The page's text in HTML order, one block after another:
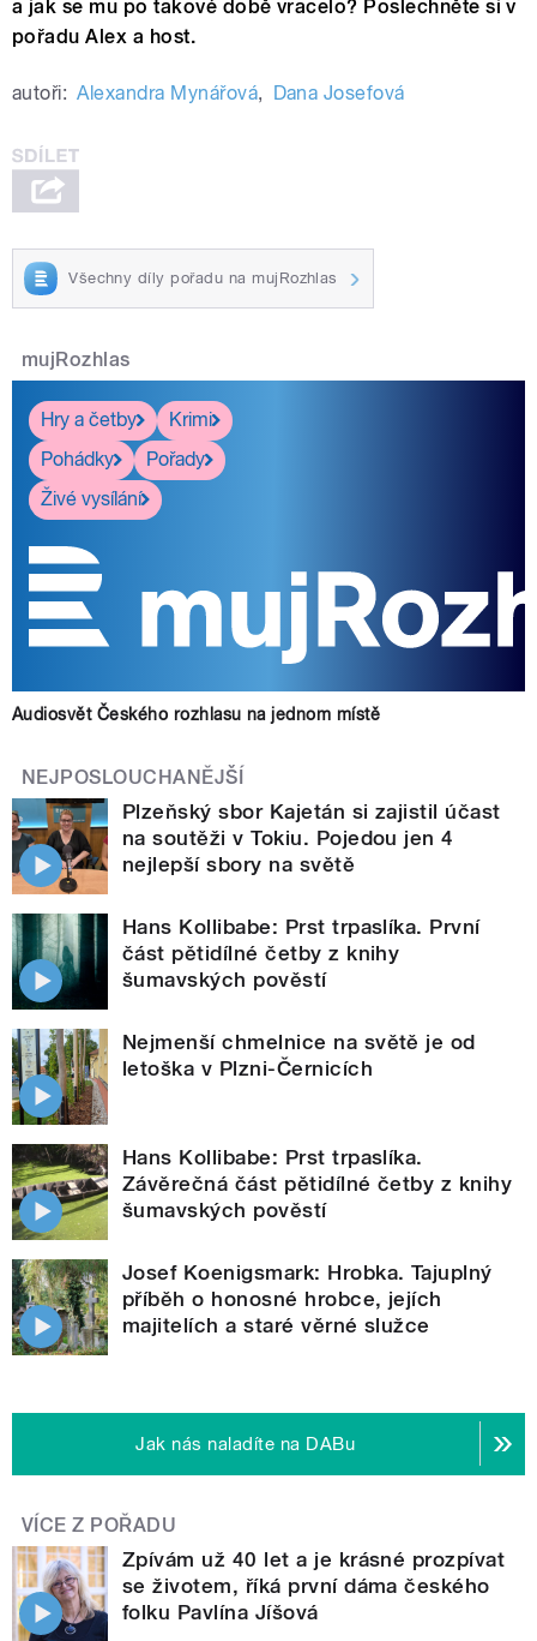
a jak se mu po takové době vracelo? Poslechněte si v
pořadu Alex a host.
autoři: Alexandra Mynářová, Dana Josefová
Všechny díly pořadu na mujRozhlas
mujRozhlas
Hry a četby
Krimi
Pohádky
Pořady
Živé vysílání
Audiosvět Českého rozhlasu na jednom místě
NEJPOSLOUCHANĚJŠÍ
Plzeňský sbor Kajetán si zajistil účast
na soutěži v Tokiu. Pojedou jen 4
nejlepší sbory na světě
Hans Kollibabe: Prst trpaslíka. První
část pětidílné četby z knihy
šumavských pověstí
Nejmenší chmelnice na světě je od
letoška v Plzni-Černicích
Hans Kollibabe: Prst trpaslíka.
Závěrečná část pětidílné četby z knihy
šumavských pověstí
Josef Koenigsmark: Hrobka. Tajuplný
příběh o honosné hrobce, jejích
majitelích a staré věrné služce
Jak nás naladíte na DABu
VÍCE Z POŘADU
Zpívám už 40 let a je krásné prozpívat
se životem, říká první dáma českého
folku Pavlína Jíšová